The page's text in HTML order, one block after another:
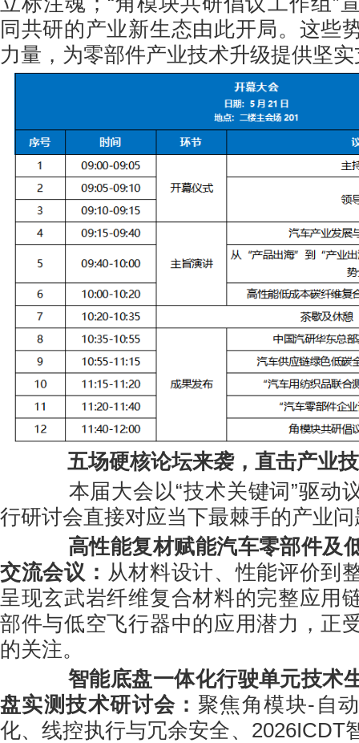
同共研的产业新生态由此开局。这些
力量，为零部件产业技术升级提供坚
五场硬核论坛来袭，直击产业
本届大会以“技术关键词”驱动
行研讨会直接对应当下最棘手的产业问
高性能复材赋能汽车零部件及
交流会议 ： 从材料设计、性能评价到
呈现玄武岩纤维复合材料的完整应用
部件与低空飞行器中的应用潜力，正
的关注。
智能底盘一体化行驶单元技术
盘实测技术研讨会 ： 聚焦角模块-自
化、线控执行与冗余安全、2026ICDT